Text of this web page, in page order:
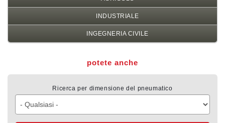
INDUSTRIALE
INGEGNERIA CIVILE
potete anche
Ricerca per dimensione del pneumatico